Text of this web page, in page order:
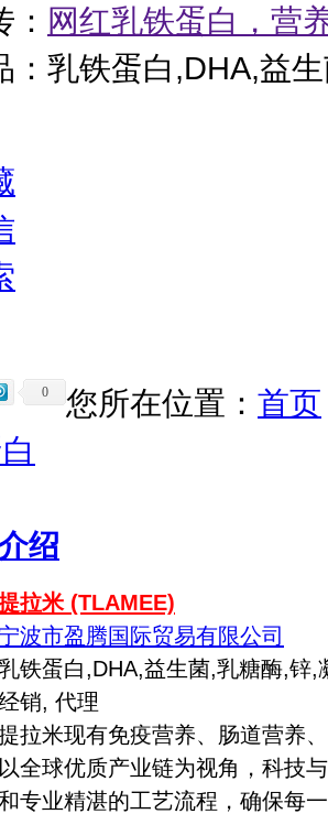
网红乳铁蛋白，营
：乳铁蛋白,DHA,益
0 您所在位置： 首页
绍
拉米 (TLAMEE)
波市盈腾国际贸易有限公司
乳铁蛋白,DHA,益生菌,乳糖酶,锌,
经销, 代理
拉米现有免疫营养、肠道营养
全球优质产业链为视角，科技
专业精湛的工艺流程，确保每